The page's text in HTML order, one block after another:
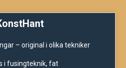
– original i olika tekniker
i fusingteknik, fat